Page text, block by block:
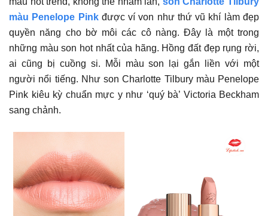
màu Penelope Pinkđược ví von như thứ vũ khí làm đẹp
quyền năng cho bờ môi các cô nàng. Đây là một trong
những màu son hot nhất của hãng. Hồng đất đẹp rụng rời,
ai cũng bị cuồng si. Mỗi màu son lại gắn liền với một
người nổi tiếng. Như son Charlotte Tilbury màu Penelope
Pink kiêu kỳ chuẩn mực y như ‘quý bà’ Victoria Beckham
sang chảnh.